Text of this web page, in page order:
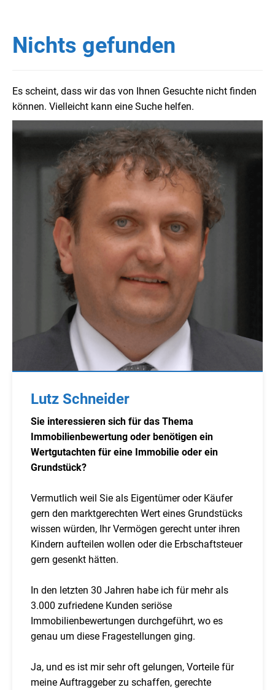
Nichts gefunden
Es scheint, dass wir das von Ihnen Gesuchte nicht finden
können. Vielleicht kann eine Suche helfen.
Lutz Schneider
Sie interessieren sich für das Thema
Immobilienbewertung oder benötigen ein
Wertgutachten für eine Immobilie oder ein
Grundstück?
Vermutlich weil Sie als Eigentümer oder Käufer
gern den marktgerechten Wert eines Grundstücks
wissen würden, Ihr Vermögen gerecht unter ihren
Kindern aufteilen wollen oder die Erbschaftsteuer
gern gesenkt hätten.
In den letzten 30 Jahren habe ich für mehr als
3.000 zufriedene Kunden seriöse
Immobilienbewertungen durchgeführt, wo es
genau um diese Fragestellungen ging.
Ja, und es ist mir sehr oft gelungen, Vorteile für
meine Auftraggeber zu schaffen, gerechte